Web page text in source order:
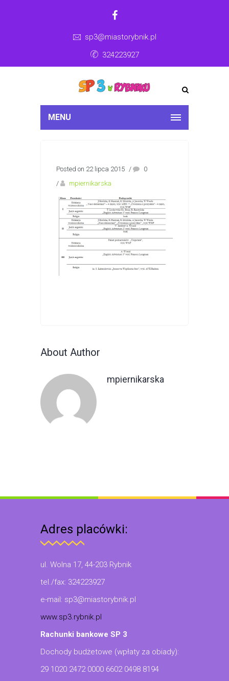
sp3@miastorybnik.pl
324223927
MENU
Posted on 22 lipca 2015 /
0
/
mpiernikarska
About Author
mpiernikarska
Adres placówki:
ul. Wolna 17, 44-203 Rybnik
tel./fax: 324223927
e-mail: sp3@miastorybnik.pl
www.sp3.rybnik.pl
Rachunki bankowe SP 3
Dochody budżetowe (wpłaty za obiady):
29 1020 2472 0000 6602 0498 8194